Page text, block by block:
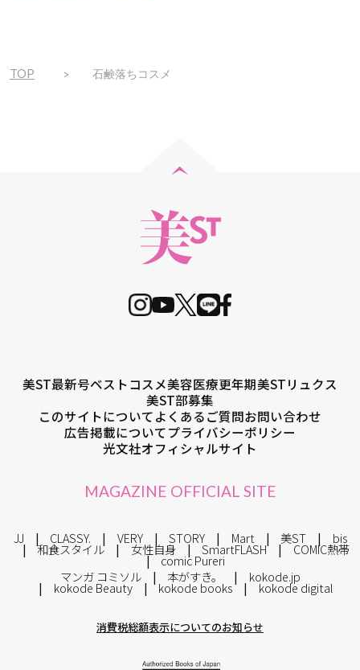
TOP 石鹸落ちコスメ
美ST最新号ベストコスメ美容医療更年期美STリュクス
美ST部募集
このサイトについてよくあるご質問お問い合わせ
広告掲載についてプライバシーポリシー
光文社オフィシャルサイト
MAGAZINE OFFICIAL SITE
JJ CLASSY. VERY STORY Mart 美ST bis
和食スタイル 女性自身 SmartFLASH COMIC熱帯
comic Pureri
マンガ コミソル
本がすき。 kokode.jp
kokode Beauty kokode books kokode digital
消費税総額表示についてのお知らせ